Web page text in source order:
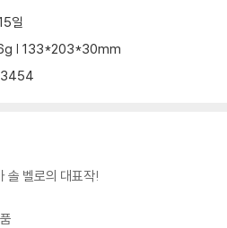
일
| 133*203*30mm
벨로의 대표작!